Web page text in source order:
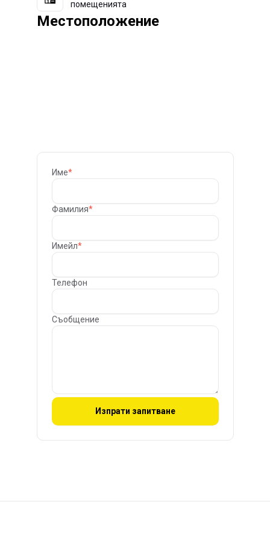
помещенията
Местоположение
Име*
Фамилия*
Имейл*
Телефон
Съобщение
Изпрати запитване